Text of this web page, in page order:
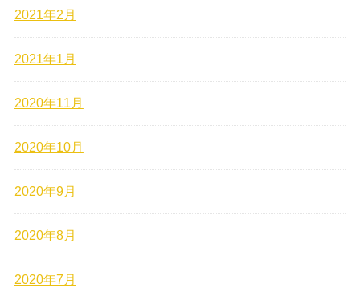
2021年2月
2021年1月
2020年11月
2020年10月
2020年9月
2020年8月
2020年7月